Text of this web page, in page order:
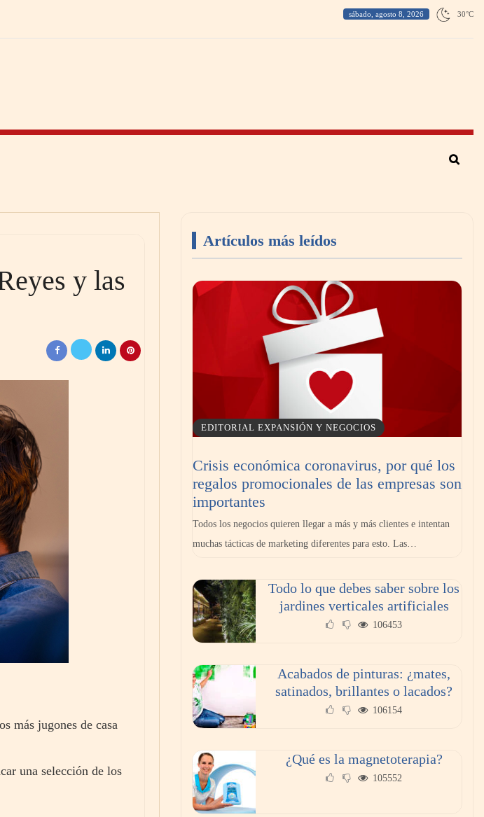
sábado, agosto 8, 2026 30°C
y las
más jugones de casa
una selección de los
Artículos más leídos
EDITORIAL EXPANSIÓN Y NEGOCIOS
Crisis económica coronavirus, por qué los
regalos promocionales de las empresas son
importantes
Todos los negocios quieren llegar a más y más clientes e intentan
muchas tácticas de marketing diferentes para esto. Las…
Todo lo que debes saber sobre los
jardines verticales artificiales
106453
Acabados de pinturas: ¿mates,
satinados, brillantes o lacados?
106154
¿Qué es la magnetoterapia?
105552